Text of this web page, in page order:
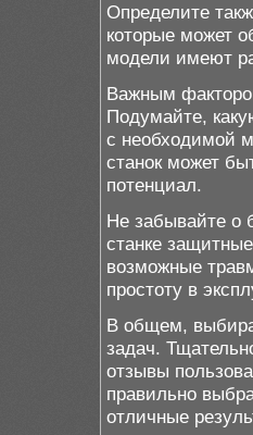
Определите
которые может
модели имеют
Важным
Подумайте,
с необходимой
станок может
потенциал.
Не забывайте о
станке
возможные
простоту в
В общем,
задач.
отзывы
правильно
отличные